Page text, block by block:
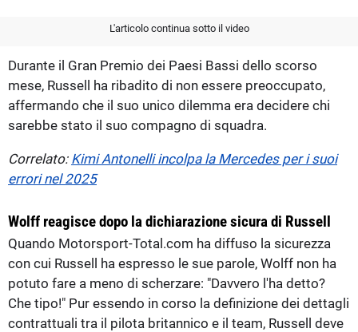
L'articolo continua sotto il video
Durante il Gran Premio dei Paesi Bassi dello scorso
mese, Russell ha ribadito di non essere preoccupato,
affermando che il suo unico dilemma era decidere chi
sarebbe stato il suo compagno di squadra.
Correlato: Kimi Antonelli incolpa la Mercedes per i suoi
errori nel 2025
Wolff reagisce dopo la dichiarazione sicura di Russell
Quando Motorsport-Total.com ha diffuso la sicurezza
con cui Russell ha espresso le sue parole, Wolff non ha
potuto fare a meno di scherzare: "Davvero l'ha detto?
Che tipo!" Pur essendo in corso la definizione dei dettagli
contrattuali tra il pilota britannico e il team, Russell deve